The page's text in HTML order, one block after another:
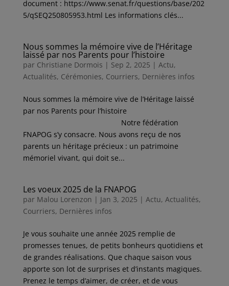
document : https://www.senat.fr/questions/base/202
5/qSEQ250805953.html Les informations clés...
Nous sommes la mémoire vive de l’Héritage
laissé par nos Parents pour l’histoire
par Christiane Dormois | Sep 2, 2025 | Actu,
Actualités, Cérémonies, Courriers, Dernières infos
Nous sommes la mémoire vive de l’Héritage laissé
par nos Parents pour l’histoire
Notre fédération
FNAPOG s’y consacre. Nous avons reçu de nos
parents un héritage précieux : un patrimoine
mémoriel vivant, qui doit se...
Les voeux 2025 de la FNAPOG
par Malou Lorenzon | Jan 3, 2025 | Actu, Actualités,
Courriers, Dernières infos
Je vous souhaite une année 2025 remplie de
promesses tenues, de petits bonheurs quotidiens et
de grandes réalisations. Que chaque saison vous
apporte son lot de surprises et d’instants magiques.
Prenez le temps d’aimer, de créer, et de vous